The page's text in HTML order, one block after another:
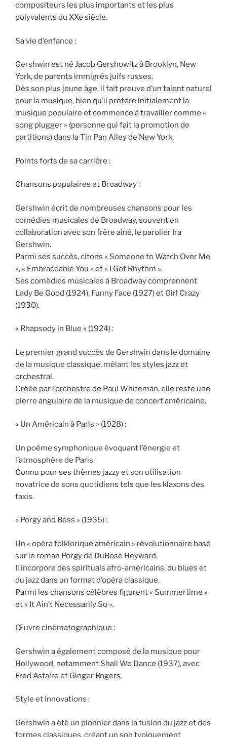
compositeurs les plus importants et les plus
polyvalents du XXe siècle.
Sa vie d’enfance :
Gershwin est né Jacob Gershowitz à Brooklyn, New
York, de parents immigrés juifs russes.
Dès son plus jeune âge, il fait preuve d’un talent naturel
pour la musique, bien qu’il préfère initialement la
musique populaire et commence à travailler comme «
song plugger » (personne qui fait la promotion de
partitions) dans la Tin Pan Alley de New York.
Points forts de sa carrière :
Chansons populaires et Broadway :
Gershwin écrit de nombreuses chansons pour les
comédies musicales de Broadway, souvent en
collaboration avec son frère aîné, le parolier Ira
Gershwin.
Parmi ses succès, citons « Someone to Watch Over Me
», « Embraceable You » et « I Got Rhythm ».
Ses comédies musicales à Broadway comprennent
Lady Be Good (1924), Funny Face (1927) et Girl Crazy
(1930).
« Rhapsody in Blue » (1924) :
Le premier grand succès de Gershwin dans le domaine
de la musique classique, mêlant les styles jazz et
orchestral.
Créée par l’orchestre de Paul Whiteman, elle reste une
pierre angulaire de la musique de concert américaine.
« Un Américain à Paris » (1928) :
Un poème symphonique évoquant l’énergie et
l’atmosphère de Paris.
Connu pour ses thèmes jazzy et son utilisation
novatrice de sons quotidiens tels que les klaxons des
taxis.
« Porgy and Bess » (1935) :
Un « opéra folklorique américain » révolutionnaire basé
sur le roman Porgy de DuBose Heyward.
Il incorpore des spirituals afro-américains, du blues et
du jazz dans un format d’opéra classique.
Parmi les chansons célèbres figurent « Summertime »
et « It Ain’t Necessarily So ».
Œuvre cinématographique :
Gershwin a également composé de la musique pour
Hollywood, notamment Shall We Dance (1937), avec
Fred Astaire et Ginger Rogers.
Style et innovations :
Gershwin a été un pionnier dans la fusion du jazz et des
formes classiques, créant un son typiquement